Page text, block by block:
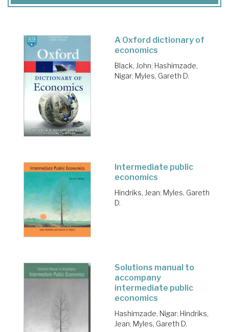
A Oxford dictionary of
economics
Black, John; Hashimzade,
Nigar; Myles, Gareth D.
Intermediate public
economics
Hindriks, Jean; Myles, Gareth
D.
Solutions manual to
accompany
intermediate public
economics
Hashimzade, Nigar; Hindriks,
Jean; Myles, Gareth D.